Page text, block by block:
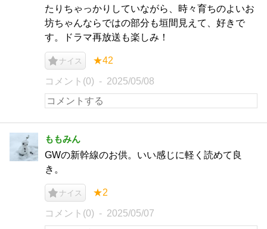
たりちゃっかりしていながら、時々育ちのよいお
坊ちゃんならではの部分も垣間見えて、好きで
す。ドラマ再放送も楽しみ！
ナイス ★42
コメント(0) 2025/05/08
ももみん
GWの新幹線のお供。いい感じに軽く読めて良
き。
ナイス ★2
コメント(0) 2025/05/07